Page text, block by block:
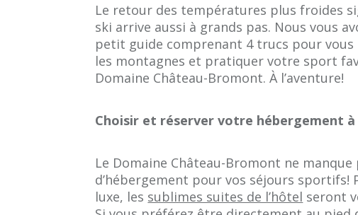
Le retour des températures plus froides
ski arrive aussi à grands pas. Nous vous
petit guide comprenant 4 trucs pour
les montagnes et pratiquer votre sport
Domaine Château-Bromont. À l’aventure!
Choisir et réserver votre hébergement à
Le Domaine Château-Bromont ne manque
d’hébergement pour vos séjours sportifs!
luxe, les sublimes suites de l’hôtel seront